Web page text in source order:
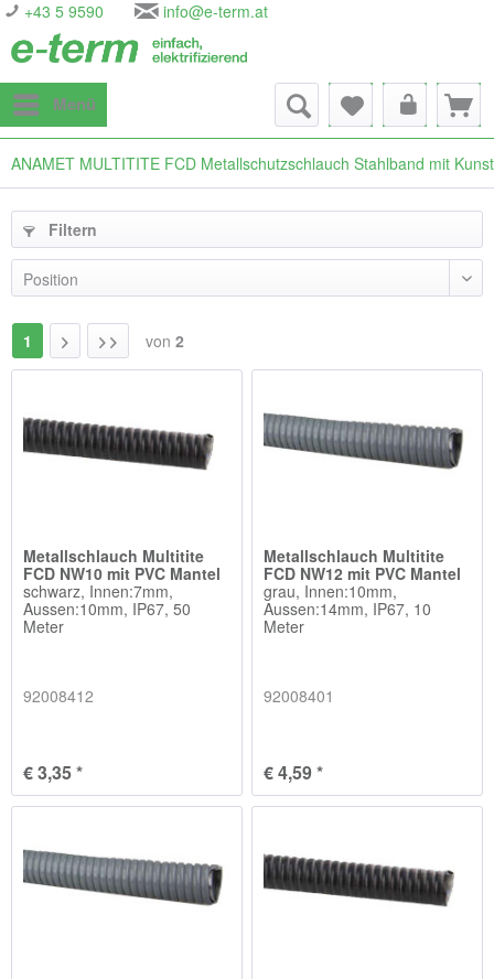
+43 5 9590 info@e-term.at
Menü
ANAMET MULTITITE FCD Metallschutzschlauch Stahlband mit
Filtern
1 von 2
Metallschlauch Multitite
FCD NW10 mit PVC Mantel
schwarz, Innen:7mm,
Aussen:10mm, IP67, 50
Meter
92008412
€ 3,35 *
Metallschlauch Multitite
FCD NW12 mit PVC Mantel
grau, Innen:10mm,
Aussen:14mm, IP67, 10
Meter
92008401
€ 4,59 *